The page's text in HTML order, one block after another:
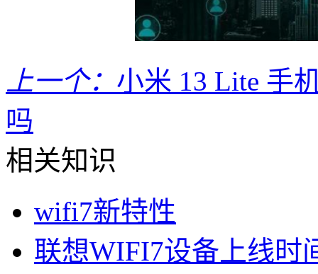
上一个： 小米 13 Lite 手
吗
相关知识
wifi7新特性
联想WIFI7设备上线时